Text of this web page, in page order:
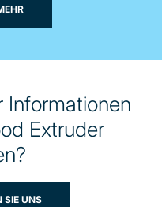
Informationen
Extruder
SIE UNS